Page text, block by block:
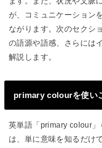
が、コミュニケーション
ながります。次のセクシ
の語源や語感、さらには
解説します。
primary colourを使い
英単語「primary colour
は、単に意味を知るだけ